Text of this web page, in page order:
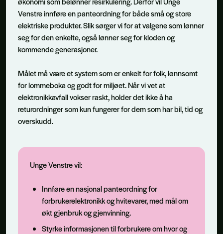
Venstre innføre en panteordning for både små og store
elektriske produkter. Slik sørger vi for at valgene som lønner
seg for den enkelte, også lønner seg for kloden og
kommende generasjoner.
Målet må være et system som er enkelt for folk, lønnsomt
for lommeboka og godt for miljøet. Når vi vet at
elektronikkavfall vokser raskt, holder det ikke å ha
returordninger som kun fungerer for dem som har bil, tid og
overskudd.
Unge Venstre vil:
Innføre en nasjonal panteordning for
forbrukerelektronikk og hvitevarer, med mål om
økt gjenbruk og gjenvinning.
Styrke informasjonen til forbrukere om hvor og